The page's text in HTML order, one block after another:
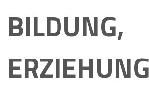
BILDUNG,
ERZIEHUNG